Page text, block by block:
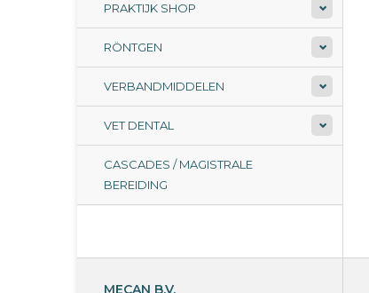
PRAKTIJK SHOP
RÖNTGEN
VERBANDMIDDELEN
VET DENTAL
CASCADES / MAGISTRALE
BEREIDING
MECAN B.V.